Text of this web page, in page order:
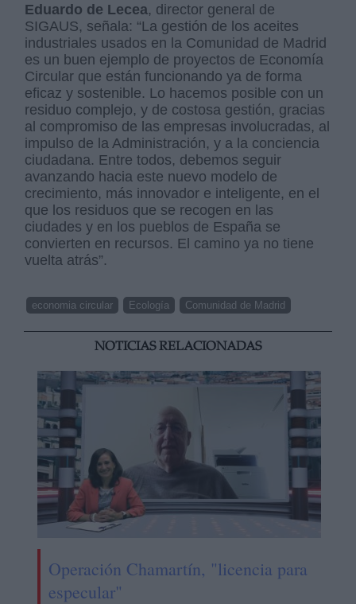
Eduardo de Lecea, director general de
SIGAUS, señala: “La gestión de los aceites
industriales usados en la Comunidad de Madrid
es un buen ejemplo de proyectos de Economía
Circular que están funcionando ya de forma
eficaz y sostenible. Lo hacemos posible con un
residuo complejo, y de costosa gestión, gracias
al compromiso de las empresas involucradas, al
impulso de la Administración, y a la conciencia
ciudadana. Entre todos, debemos seguir
avanzando hacia este nuevo modelo de
crecimiento, más innovador e inteligente, en el
que los residuos que se recogen en las
ciudades y en los pueblos de España se
convierten en recursos. El camino ya no tiene
vuelta atrás”.
economia circular Ecología Comunidad de Madrid
NOTICIAS RELACIONADAS
Operación Chamartín, "licencia para
especular"